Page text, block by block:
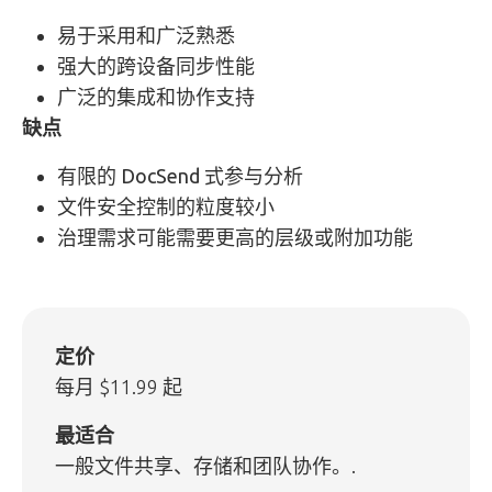
易于采用和广泛熟悉
强大的跨设备同步性能
广泛的集成和协作支持
缺点
有限的 DocSend 式参与分析
文件安全控制的粒度较小
治理需求可能需要更高的层级或附加功能
定价
每月 $11.99 起
最适合
一般文件共享、存储和团队协作。.